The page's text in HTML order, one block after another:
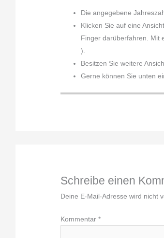
Die angegebene
Klicken Sie auf eine
Finger darüberfahren. Mit
).
Besitzen Sie weitere
Gerne können Sie unten
Schreibe einen
Deine E-Mail-Adresse wird nicht
Kommentar*